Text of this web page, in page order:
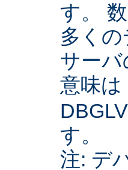
す。
多く
サー
意味は
す。
注: デ